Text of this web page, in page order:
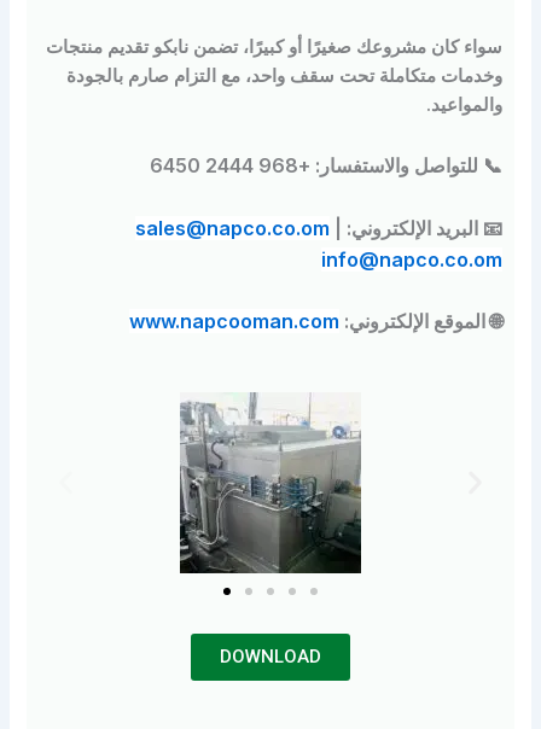
كان مشروعك صغيرًا أو كبيرًا، تضمن نابكوتقديم منتجات
متكاملة تحت سقف واحد، مع التزام صارم بالجودة
والاستفسار: +968 2444 6450
الإلكتروني: sales@napco.co.om|
الإلكتروني:www.napcooman.com
DOWNLOAD